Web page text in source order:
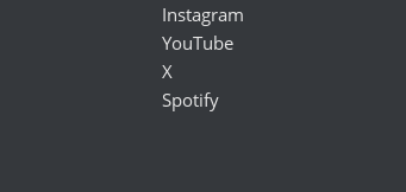
Instagram
YouTube
X
Spotify